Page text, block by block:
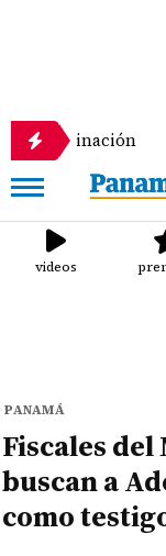
videos
PANAMÁ
Fiscales
buscan a
como